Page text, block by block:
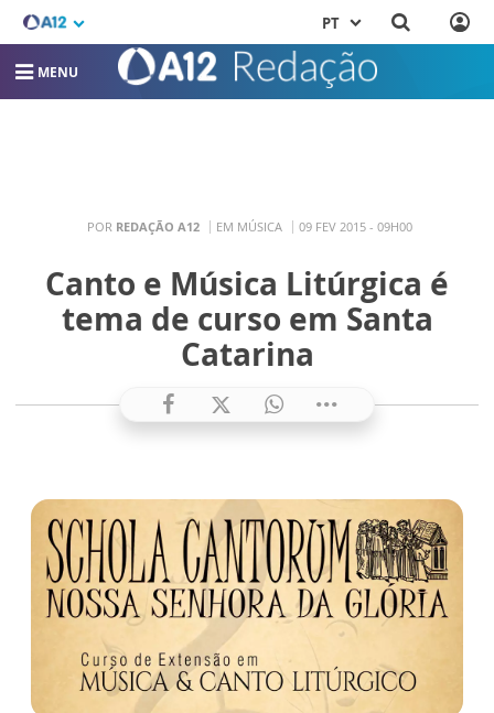
PT
MENU
POR REDAÇÃO A12 EM MÚSICA 09 FEV 2015 - 09H00
Canto e Música Litúrgica é
tema de curso em Santa
Catarina